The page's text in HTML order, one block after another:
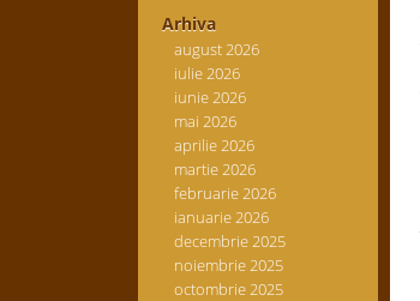
Arhiva
august 2026
iulie 2026
iunie 2026
mai 2026
aprilie 2026
martie 2026
februarie 2026
ianuarie 2026
decembrie 2025
noiembrie 2025
octombrie 2025